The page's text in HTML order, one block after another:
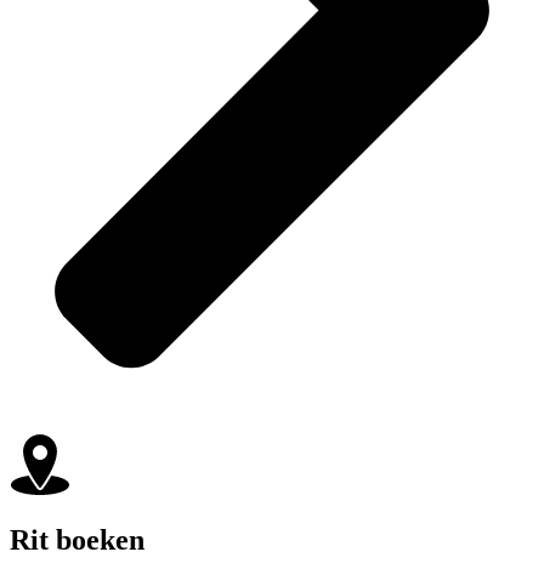
Rit boeken